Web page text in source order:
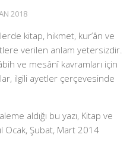
2018
kitap, hikmet, kur’ân ve
verilen anlam yetersizdir.
ve mesânî kavramları için
ilgili ayetler çerçevesinde
aldığı bu yazı, Kitap ve
Ocak, Şubat, Mart 2014